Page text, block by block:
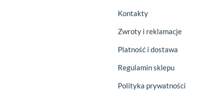
Kontakty
Zwroty i reklamacje
Platność i dostawa
Regulamin sklepu
Polityka prywatności